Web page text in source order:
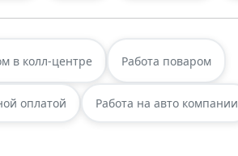
в колл-центре Работа поваром
оплатой Работа на авто компании